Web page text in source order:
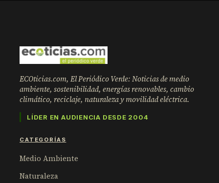
ECOticias.com, El Periódico Verde: Noticias de medio
ambiente, sostenibilidad, energías renovables, cambio
climático, reciclaje, naturaleza y movilidad eléctrica.
LÍDER EN AUDIENCIA DESDE 2004
CATEGORÍAS
Medio Ambiente
Naturaleza